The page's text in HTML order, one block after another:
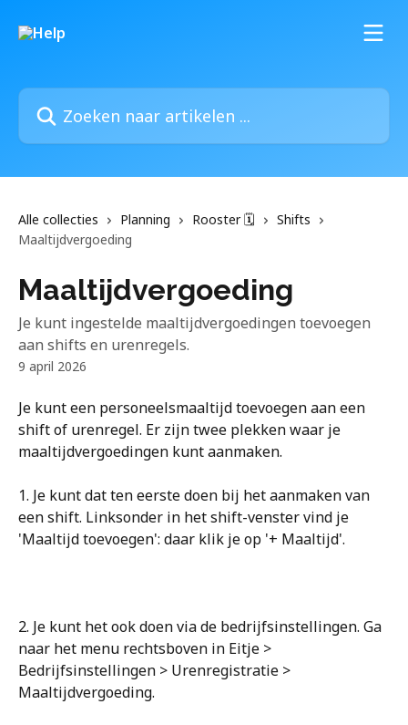
Zoeken naar artikelen ...
Alle collecties Planning Rooster 🗓️
Shifts
Maaltijdvergoeding
Maaltijdvergoeding
Je kunt ingestelde maaltijdvergoedingen toevoegen
aan shifts en urenregels.
9 april 2026
Je kunt een personeelsmaaltijd toevoegen aan een
shift of urenregel. Er zijn twee plekken waar je
maaltijdvergoedingen kunt aanmaken.
1. Je kunt dat ten eerste doen bij het aanmaken van
een shift. Linksonder in het shift-venster vind je
'Maaltijd toevoegen': daar klik je op '+ Maaltijd'.
2. Je kunt het ook doen via de bedrijfsinstellingen. Ga
naar het menu rechtsboven in Eitje >
Bedrijfsinstellingen > Urenregistratie >
Maaltijdvergoeding.